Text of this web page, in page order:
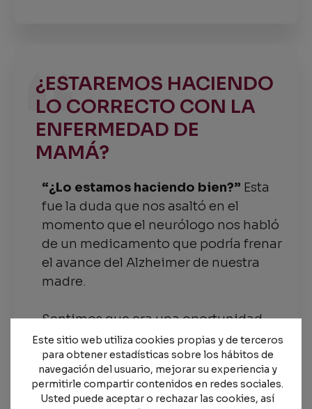
¿ESTAREMOS HACIENDO
LO CORRECTO CON LA
ENFERMEDAD DE
MAMÁ?
“¿Lo estamos haciendo bien?” Esta
fue la duda que nos asaltó en el
momento que el neurólogo nos habló
de un medicamento que podría frenar
el avance del Alzheimer de nuestra
madre.
Sentimos que era una oportunidad
para ella, pero el tratamiento requería
mucha atención y cuidado de todos
los detalles de su vida cotidiana, su
alimentación, sus rutinas y su
Este sitio web utiliza cookies propias y de terceros
para obtener estadísticas sobre los hábitos de
navegación del usuario, mejorar su experiencia y
permitirle compartir contenidos en redes sociales.
Usted puede aceptar o rechazar las cookies, así